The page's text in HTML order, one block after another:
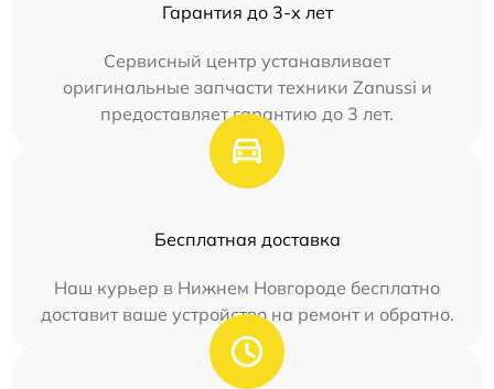
Гарантия до 3-х лет
Сервисный центр устанавливает
оригинальные запчасти техники Zanussi и
предоставляет гарантию до 3 лет.
Бесплатная доставка
Наш курьер в Нижнем Новгороде бесплатно
доставит ваше устройство на ремонт и обратно.